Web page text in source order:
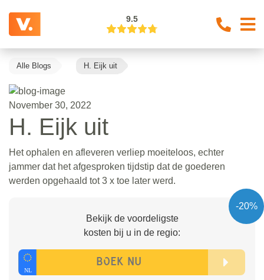
9.5
Alle Blogs H. Eijk uit
November 30, 2022
H. Eijk uit
Het ophalen en afleveren verliep moeiteloos, echter
jammer dat het afgesproken tijdstip dat de goederen
werden opgehaald tot 3 x toe later werd.
-20%
Bekijk de voordeligste
kosten bij u in de regio: